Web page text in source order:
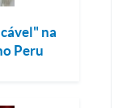
na
Peru